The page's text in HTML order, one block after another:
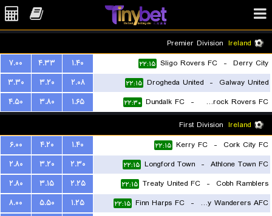
Ireland
Derry City
-
Sligo Rovers FC ۲۲:۱۵ ۱.۴۰ ۴.۳۳
۷.۰۰
Galway United
-
Drogheda United ۲۲:۱۵ ۲.۰۸ ۳.۲۰
۳.۳۰
Shamrock Rovers FC
-
Dundalk FC ۲۲:۳۰ ۱.۶۵ ۳.۸۰
۴.۵۰
Ireland
Cork City FC
-
Kerry FC ۲۲:۱۵ ۱.۴۰ ۴.۲۰
۶.۰۰
Athlone Town FC
-
Longford Town ۲۲:۱۵ ۲.۳۰ ۳.۲۰
۲.۸۰
Cobh Ramblers
-
Treaty United FC ۲۲:۱۵ ۲.۲۵ ۳.۱۵
۲.۸۰
Bray Wanderers AFC
-
Finn Harps FC ۲۲:۱۵ ۱.۲۵ ۵.۵۰
۸.۰۰